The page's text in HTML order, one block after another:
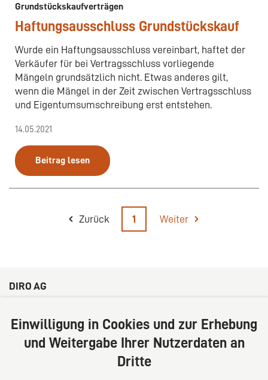
Grundstückskaufverträgen
Haftungsausschluss Grundstückskauf
Wurde ein Haftungsausschluss vereinbart, haftet der
Verkäufer für bei Vertragsschluss vorliegende
Mängeln grundsätzlich nicht. Etwas anderes gilt,
wenn die Mängel in der Zeit zwischen Vertragsschluss
und Eigentumsumschreibung erst entstehen.
14.05.2021
Beitrag lesen
Zurück 1 Weiter
DIRO AG
20354 Hamburg
Deutschland
Tel: +49 (0) 40 41352231
Einwilligung in Cookies und zur Erhebung
und Weitergabe Ihrer Nutzerdaten an
Dritte